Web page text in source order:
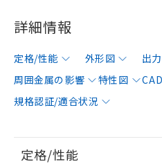
詳細情報
定格/性能 外形図 出
周囲金属の影響
特性図 CAD
規格認証/適合状況
定格/性能